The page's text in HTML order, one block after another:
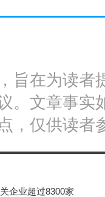
旨在为读者
。文章事实
，仅供读者
企业超过8300家